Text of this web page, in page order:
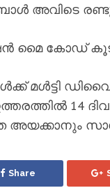
അവിടെ
മൈ കോഡ്
മള്‍ട്ടി
14
അയക്കാനും
Share